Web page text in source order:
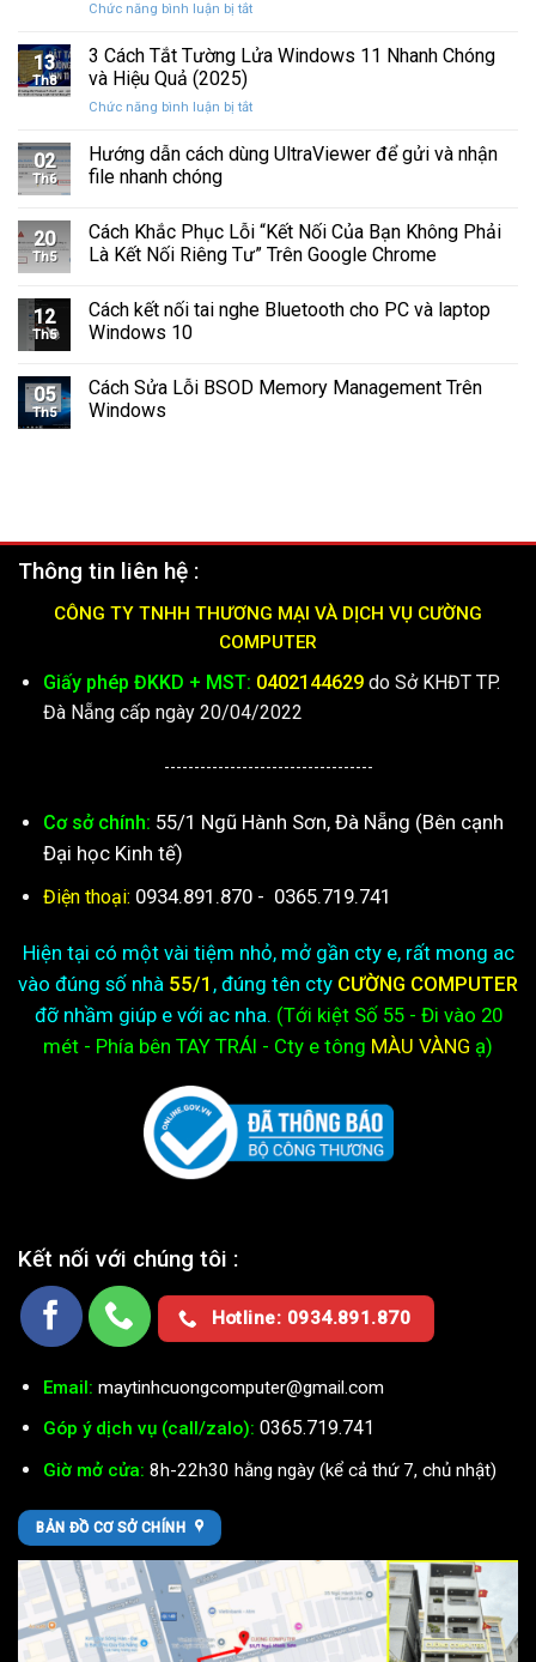
Cứng
Hỏng
Hình
Giác
Trên
C
Chức năng bình luận bị tắtở
Sửa
Âm
Khi
11
13
Th8
3 Cách Tắt Tường Lửa Windows 11 Nhanh Chóng
và Hiệu Quả (2025)
Chức năng bình luận bị tắtở
Cách
Tắt
Windows
11
và
02
Th6
Hướng dẫn cách dùng UltraViewer để gửi và nhận
file nhanh chóng
20
Th5
Cách Khắc Phục Lỗi “Kết Nối Của Bạn Không Phải
Là Kết Nối Riêng Tư” Trên Google Chrome
12
Th5
Cách kết nối tai nghe Bluetooth cho PC và laptop
Windows 10
05
Th5
Cách Sửa Lỗi BSOD Memory Management Trên
Windows
Thông tin liên hệ :
CÔNG TY TNHH THƯƠNG MẠI VÀ DỊCH VỤ CƯỜNG
COMPUTER
Giấy phép ĐKKD + MST: 0402144629do Sở KHĐT TP.
Đà Nẵng cấp ngày 20/04/2022
-----------------------------------
Cơ sở chính: 55/1 Ngũ Hành Sơn, Đà Nẵng (Bên cạnh
Đại học Kinh tế)
Điện thoại: 0934.891.870 - 0365.719.741
Hiện tại có một vài tiệm nhỏ, mở gần cty e, rất mong ac
vào đúng số nhà 55/1 , đúng tên cty CƯỜNG COMPUTER
đỡ nhầm giúp e với ac nha. (Tới kiệtSố 55 - Đi vào 20
mét - Phía bên TAY TRÁI - Cty e tông MÀU VÀNG ạ)
Kết nối với chúng tôi :
Hotline: 0934.891.870
Email: maytinhcuongcomputer@gmail.com
Góp ý dịch vụ (call/zalo): 0365.719.741
Giờ mở cửa: 8h-22h30 hằng ngày (kể cả thứ 7, chủ nhật)
BẢN ĐỒ CƠ SỞ CHÍNH